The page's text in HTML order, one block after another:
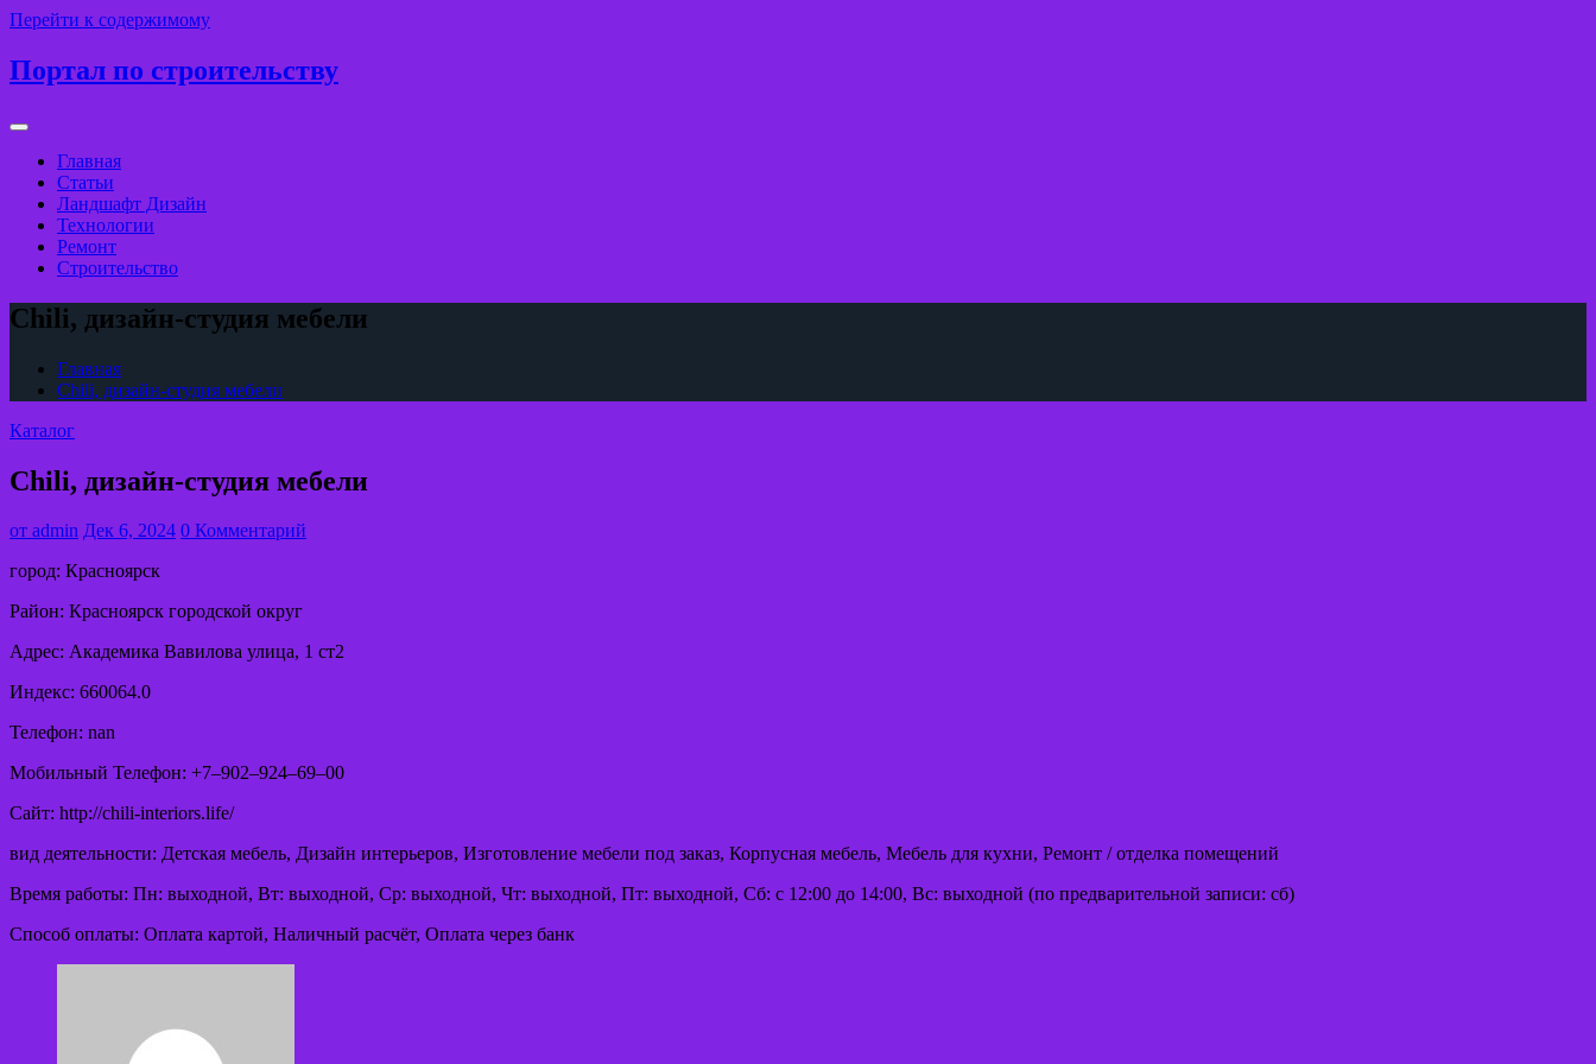
Перейти к содержимому
Портал по строительству
Главная
Статьи
Ландшафт Дизайн
Технологии
Ремонт
Строительство
Chili, дизайн-студия мебели
Главная
Chili, дизайн-студия мебели
Каталог
Chili, дизайн-студия мебели
от admin Дек 6, 2024 0 Комментарий
город: Красноярск
Район: Красноярск городской округ
Адрес: Академика Вавилова улица, 1 ст2
Индекс: 660064.0
Телефон: nan
Мобильный Телефон: +7‒902‒924‒69‒00
Сайт: http://chili-interiors.life/
вид деятельности: Детская мебель, Дизайн интерьеров, Изготовление мебели под заказ, Корпусная мебель, Мебель для кухни, Ремонт / отделка помещений
Время работы: Пн: выходной, Вт: выходной, Ср: выходной, Чт: выходной, Пт: выходной, Сб: с 12:00 до 14:00, Вс: выходной (по предварительной записи: сб)
Способ оплаты: Оплата картой, Наличный расчёт, Оплата через банк